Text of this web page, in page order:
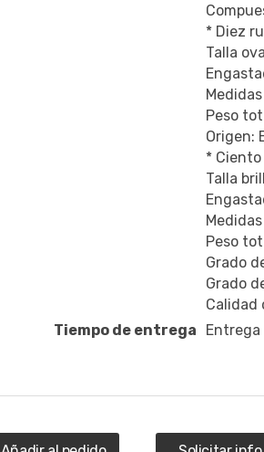
* Diez
Talla
Peso
Origen:
*
Talla
Peso
Grado
Grado
Calidad
Tiempo de entrega